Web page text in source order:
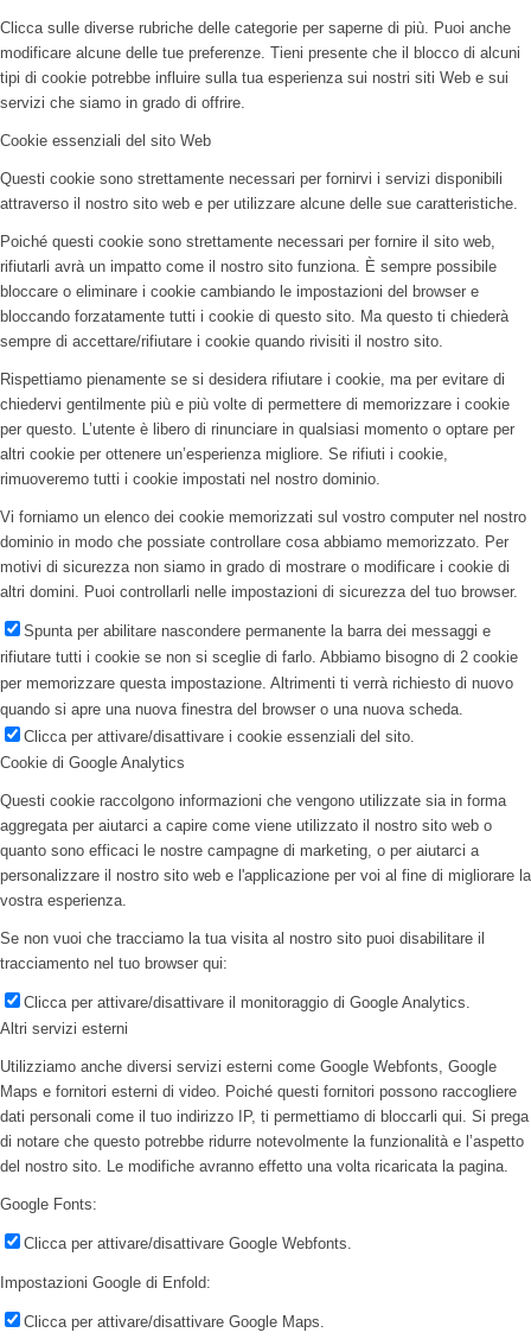
Clicca sulle diverse rubriche delle categorie per saperne di più. Puoi anche
modificare alcune delle tue preferenze. Tieni presente che il blocco di alcuni
tipi di cookie potrebbe influire sulla tua esperienza sui nostri siti Web e sui
servizi che siamo in grado di offrire.
Cookie essenziali del sito Web
Questi cookie sono strettamente necessari per fornirvi i servizi disponibili
attraverso il nostro sito web e per utilizzare alcune delle sue caratteristiche.
Poiché questi cookie sono strettamente necessari per fornire il sito web,
rifiutarli avrà un impatto come il nostro sito funziona. È sempre possibile
bloccare o eliminare i cookie cambiando le impostazioni del browser e
bloccando forzatamente tutti i cookie di questo sito. Ma questo ti chiederà
sempre di accettare/rifiutare i cookie quando rivisiti il nostro sito.
Rispettiamo pienamente se si desidera rifiutare i cookie, ma per evitare di
chiedervi gentilmente più e più volte di permettere di memorizzare i cookie
per questo. L’utente è libero di rinunciare in qualsiasi momento o optare per
altri cookie per ottenere un’esperienza migliore. Se rifiuti i cookie,
rimuoveremo tutti i cookie impostati nel nostro dominio.
Vi forniamo un elenco dei cookie memorizzati sul vostro computer nel nostro
dominio in modo che possiate controllare cosa abbiamo memorizzato. Per
motivi di sicurezza non siamo in grado di mostrare o modificare i cookie di
altri domini. Puoi controllarli nelle impostazioni di sicurezza del tuo browser.
Spunta per abilitare nascondere permanente la barra dei messaggi e
rifiutare tutti i cookie se non si sceglie di farlo. Abbiamo bisogno di 2 cookie
per memorizzare questa impostazione. Altrimenti ti verrà richiesto di nuovo
quando si apre una nuova finestra del browser o una nuova scheda.
Clicca per attivare/disattivare i cookie essenziali del sito.
Cookie di Google Analytics
Questi cookie raccolgono informazioni che vengono utilizzate sia in forma
aggregata per aiutarci a capire come viene utilizzato il nostro sito web o
quanto sono efficaci le nostre campagne di marketing, o per aiutarci a
personalizzare il nostro sito web e l'applicazione per voi al fine di migliorare la
vostra esperienza.
Se non vuoi che tracciamo la tua visita al nostro sito puoi disabilitare il
tracciamento nel tuo browser qui:
Clicca per attivare/disattivare il monitoraggio di Google Analytics.
Altri servizi esterni
Utilizziamo anche diversi servizi esterni come Google Webfonts, Google
Maps e fornitori esterni di video. Poiché questi fornitori possono raccogliere
dati personali come il tuo indirizzo IP, ti permettiamo di bloccarli qui. Si prega
di notare che questo potrebbe ridurre notevolmente la funzionalità e l’aspetto
del nostro sito. Le modifiche avranno effetto una volta ricaricata la pagina.
Google Fonts:
Clicca per attivare/disattivare Google Webfonts.
Impostazioni Google di Enfold:
Clicca per attivare/disattivare Google Maps.